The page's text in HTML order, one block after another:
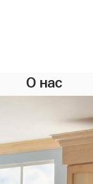
О нас